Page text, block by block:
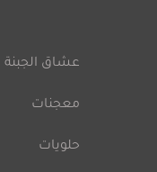
عشاق الجبنة
معجنات
حلويات